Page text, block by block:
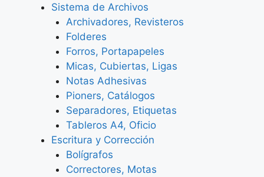
Sistema de Archivos
Archivadores, Revisteros
Folderes
Forros, Portapapeles
Micas, Cubiertas, Ligas
Notas Adhesivas
Pioners, Catálogos
Separadores, Etiquetas
Tableros A4, Oficio
Escritura y Corrección
Bolígrafos
Correctores, Motas